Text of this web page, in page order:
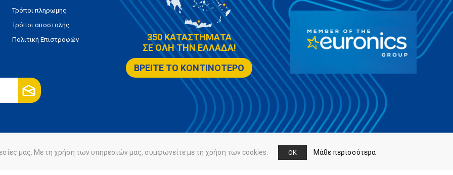
Τρόποι πληρωμής
Τρόποι αποστολής
Πολιτική Επιστροφών
350 ΚΑΤΑΣΤΗΜΑΤΑ
ΣΕ ΟΛΗ ΤΗΝ ΕΛΛΑΔΑ!
ΒΡΕΙΤΕ ΤΟ ΚΟΝΤΙΝΟΤΕΡΟ
Πολιτική Cookies
μας. Με τη χρήση των υπηρεσιών μας, συμφωνείτε με τη χρήση των cookies. OK Μάθε περισσότερα